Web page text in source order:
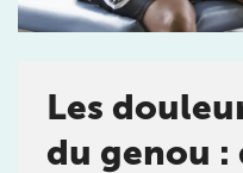
Les
du genou :
de Jérôme
cabinetIK – Institut
de chez vous ou chez
quotidien.